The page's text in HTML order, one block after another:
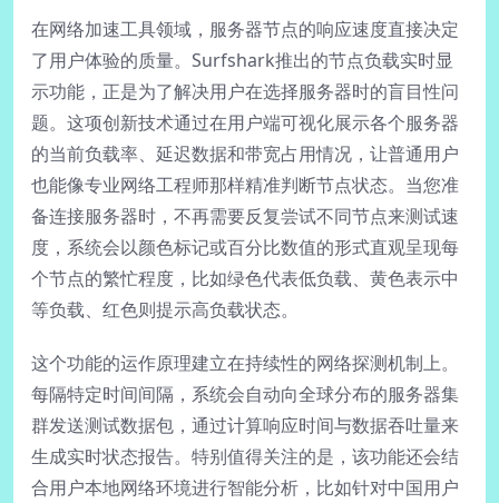
在网络加速工具领域，服务器节点的响应速度直接决定
了用户体验的质量。Surfshark推出的节点负载实时显
示功能，正是为了解决用户在选择服务器时的盲目性问
题。这项创新技术通过在用户端可视化展示各个服务器
的当前负载率、延迟数据和带宽占用情况，让普通用户
也能像专业网络工程师那样精准判断节点状态。当您准
备连接服务器时，不再需要反复尝试不同节点来测试速
度，系统会以颜色标记或百分比数值的形式直观呈现每
个节点的繁忙程度，比如绿色代表低负载、黄色表示中
等负载、红色则提示高负载状态。
这个功能的运作原理建立在持续性的网络探测机制上。
每隔特定时间间隔，系统会自动向全球分布的服务器集
群发送测试数据包，通过计算响应时间与数据吞吐量来
生成实时状态报告。特别值得关注的是，该功能还会结
合用户本地网络环境进行智能分析，比如针对中国用户